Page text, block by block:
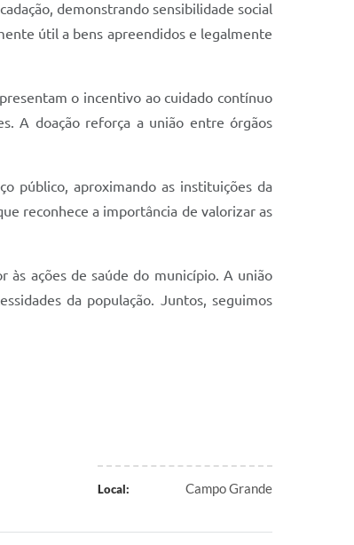
demonstrando sensibilidade social
útil a bens apreendidos e legalmente
o incentivo ao cuidado contínuo
A doação reforça a união entre órgãos
público, aproximando as instituições da
reconhece a importância de valorizar as
às ações de saúde do município. A união
da população. Juntos, seguimos
Local: Campo Grande